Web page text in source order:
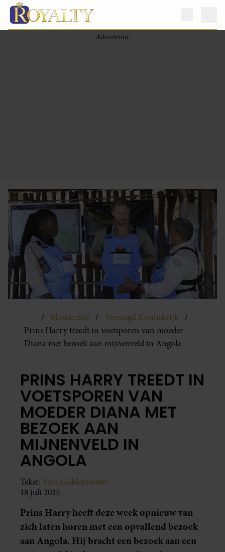
Monarchie
Verenigd Koninkrijk
Prins Harry treedt in voetsporen van moeder
Diana met bezoek aan mijnenveld in Angola
PRINS HARRY TREEDT IN
VOETSPOREN VAN
MOEDER DIANA MET
BEZOEK AAN
MIJNENVELD IN
ANGOLA
Tekst: Vera Guldemeester
18 juli 2025
Prins Harry heeft deze week opnieuw van
zich laten horen met een opvallend bezoek
aan Angola. Hij bracht een bezoek aan een